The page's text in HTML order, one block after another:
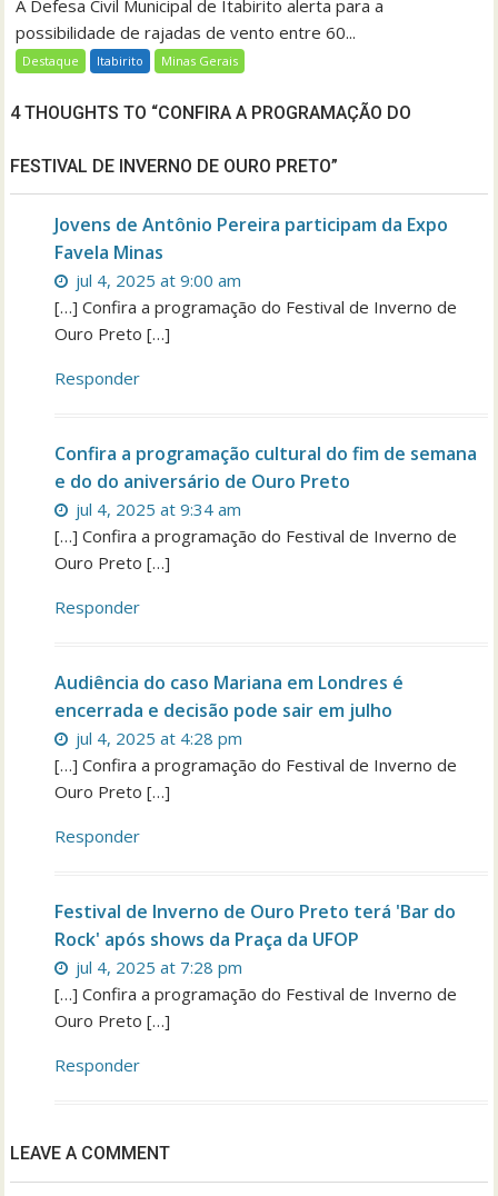
A Defesa Civil Municipal de Itabirito alerta para a
possibilidade de rajadas de vento entre 60...
Destaque Itabirito Minas Gerais
4 THOUGHTS TO “CONFIRA A PROGRAMAÇÃO DO
FESTIVAL DE INVERNO DE OURO PRETO”
Jovens de Antônio Pereira participam da Expo
Favela Minas
jul 4, 2025 at 9:00 am
[…] Confira a programação do Festival de Inverno de
Ouro Preto […]
Responder
Confira a programação cultural do fim de semana
e do do aniversário de Ouro Preto
jul 4, 2025 at 9:34 am
[…] Confira a programação do Festival de Inverno de
Ouro Preto […]
Responder
Audiência do caso Mariana em Londres é
encerrada e decisão pode sair em julho
jul 4, 2025 at 4:28 pm
[…] Confira a programação do Festival de Inverno de
Ouro Preto […]
Responder
Festival de Inverno de Ouro Preto terá 'Bar do
Rock' após shows da Praça da UFOP
jul 4, 2025 at 7:28 pm
[…] Confira a programação do Festival de Inverno de
Ouro Preto […]
Responder
LEAVE A COMMENT